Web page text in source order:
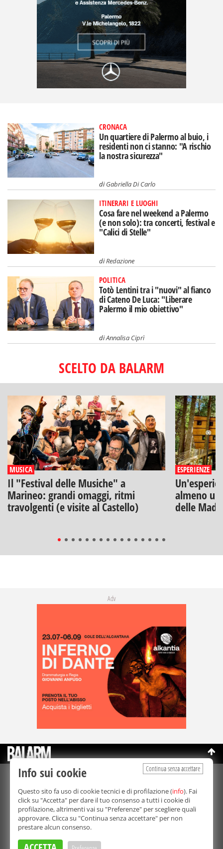
CRONACA
Un quartiere di Palermo al buio, i
residenti non ci stanno: "A rischio
la nostra sicurezza"
diGabriella Di Carlo
ITINERARI E LUOGHI
Cosa fare nel weekend a Palermo
(e non solo): tra concerti, festival e
"Calici di Stelle"
diRedazione
POLITICA
Totò Lentini tra i "nuovi" al fianco
di Cateno De Luca: "Liberare
Palermo il mio obiettivo"
diAnnalisa Ciprì
SCELTO DA BALARM
MUSICA
Il "Festival delle Musiche" a
Marineo: grandi omaggi, ritmi
travolgenti (e visite al Castello)
ESPERIENZE
almeno
delle
Adv
©Copyright 2003-2026
Bmedia Srl- P.IVA 07064240828
La riproduzione totale o parziale di tutti i contenuti, in qualunque
forma, su qualsiasi supporto è proibita.
Balarm.it è una testata giornalistica registrata. Autorizzazione del
Tribunale di Palermo n° 32 del 21/10/2003
Direttore responsabile:
Continua senza accettare
Info sui cookie
Questo sito fa uso di cookie tecnici e di profilazione (info). Fai
click su "Accetta" per dare il tuo consenso a tutti i cookie di
profilazione, altrimenti vai su "Preferenze" per scegliere quali
approvare. Clicca su "Continua senza accettare" per non
prestare alcun consenso.